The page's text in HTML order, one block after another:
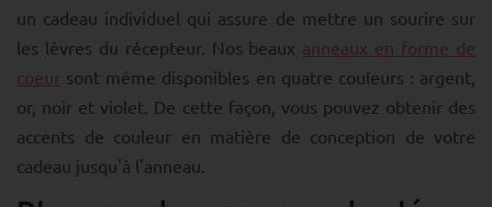
un cadeau individuel qui assure de mettre un sourire sur
les lèvres du récepteur. Nos beaux anneaux en forme de
coeur sont même disponibles en quatre couleurs : argent,
or, noir et violet. De cette façon, vous pouvez obtenir des
accents de couleur en matière de conception de votre
cadeau jusqu'à l'anneau.